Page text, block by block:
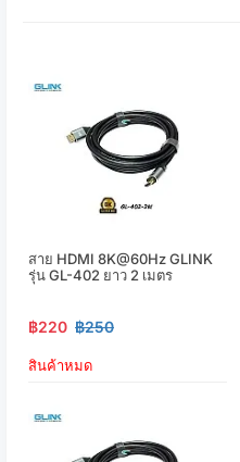
สาย HDMI 8K@60Hz GLINK
รุ่น GL-402 ยาว 2 เมตร
฿220 ฿250
สินค้าหมด